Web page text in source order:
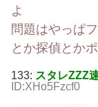
よ
問題はやっぱ
とか探偵とか
133: スタレZZZ
ID:XHo5Fzcf0